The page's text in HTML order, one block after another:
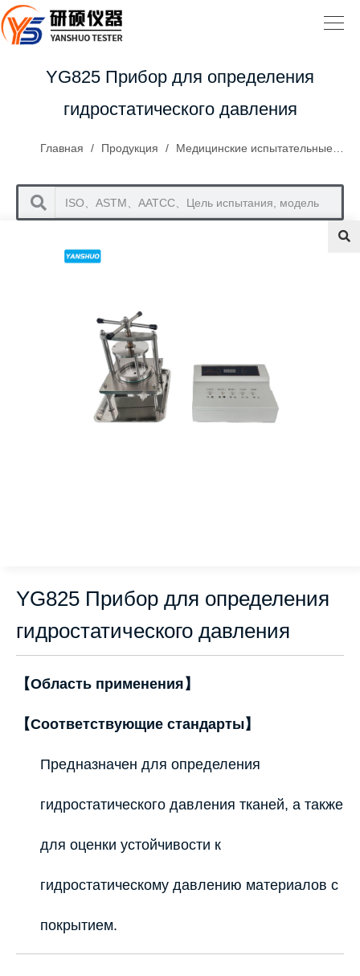
YG825 Прибор для определения
гидростатического давления
Главная / Продукция / Медицинские испытательные приборы
YG825 Прибор для определения
гидростатического давления
【Область применения】
【Соответствующие стандарты】
Предназначен для определения
гидростатического давления тканей, а также
для оценки устойчивости к
гидростатическому давлению материалов с
покрытием.